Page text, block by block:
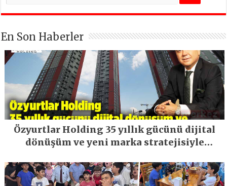
En Son Haberler
Özyurtlar Holding 35 yıllık gücünü dijital
dönüşüm ve yeni marka stratejisiyle